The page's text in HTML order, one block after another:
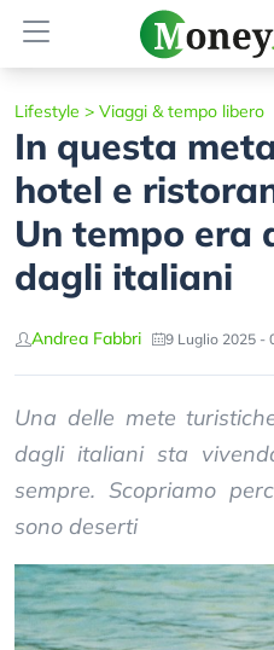
Lifestyle > Viaggi & tempo libero
In questa
hotel e
Un tempo era
dagli italiani
Andrea Fabbri 9 Luglio 2025 -
Una delle mete
dagli italiani sta
sempre. Scopriamo
sono deserti